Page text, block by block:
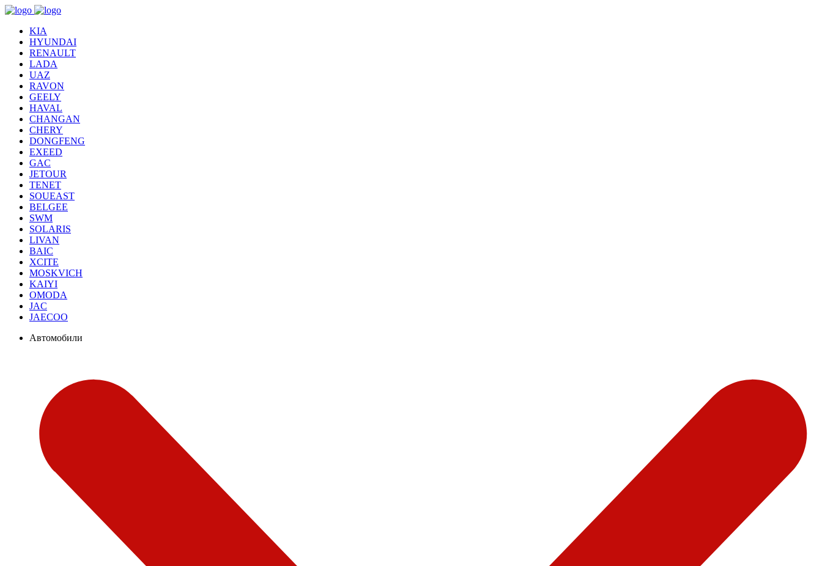
KIA
HYUNDAI
RENAULT
LADA
UAZ
RAVON
GEELY
HAVAL
CHANGAN
CHERY
DONGFENG
EXEED
GAC
JETOUR
TENET
SOUEAST
BELGEE
SWM
SOLARIS
LIVAN
BAIC
XCITE
MOSKVICH
KAIYI
OMODA
JAC
JAECOO
Автомобили